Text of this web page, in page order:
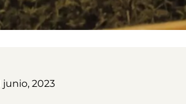
junio, 2023